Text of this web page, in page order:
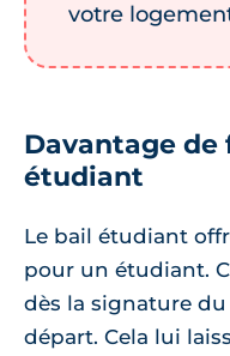
votre
Davantage
étudiant
Le bail étudiant
pour un étudiant.
dès la signature
départ. Cela lui